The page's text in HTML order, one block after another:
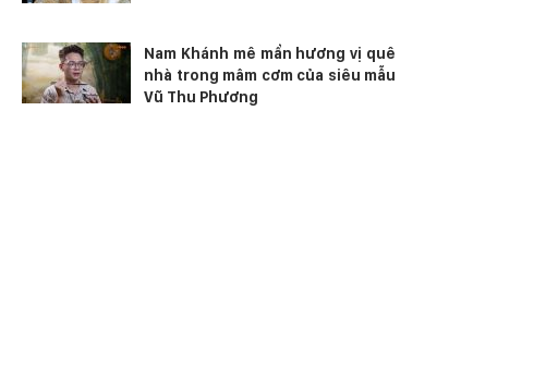
Nam Khánh mê mẩn hương vị quê
nhà trong mâm cơm của siêu mẫu
Vũ Thu Phương